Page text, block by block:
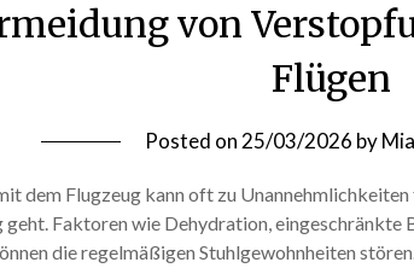
von
Flügen
Posted on 25/03/2026 by
dem Flugzeug kann oft zu
Faktoren wie Dehydration, eingeschränkte
die regelmäßigen Stuhlgewohnheiten